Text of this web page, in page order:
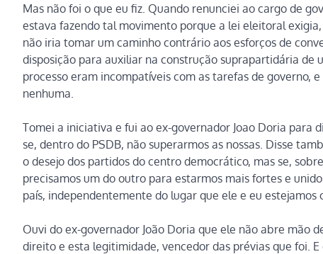
Mas não foi o que eu fiz. Quando renunciei ao cargo de
estava fazendo tal movimento porque a lei eleitoral
não iria tomar um caminho contrário aos esforços de
disposição para auxiliar na construção suprapartidária
processo eram incompatíveis com as tarefas de governo,
nenhuma.
Tomei a iniciativa e fui ao ex-governador Joao Doria para
se, dentro do PSDB, não superarmos as nossas. Disse
o desejo dos partidos do centro democrático, mas se,
precisamos um do outro para estarmos mais fortes e
país, independentemente do lugar que ele e eu estejamos
Ouvi do ex-governador João Doria que ele não abre mão
direito e esta legitimidade, vencedor das prévias que foi.